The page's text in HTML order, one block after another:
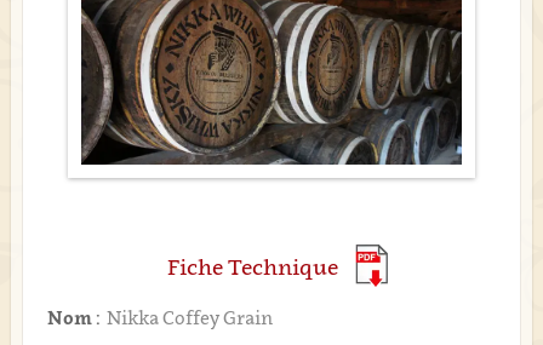
Fiche Technique
Nom : Nikka Coffey Grain